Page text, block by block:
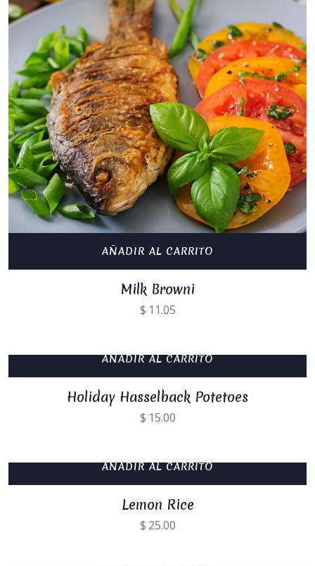
AÑADIR AL CARRITO
Milk Browni
$ 11.05
AÑADIR AL CARRITO
Holiday Hasselback Potetoes
$ 15.00
AÑADIR AL CARRITO
Lemon Rice
$ 25.00